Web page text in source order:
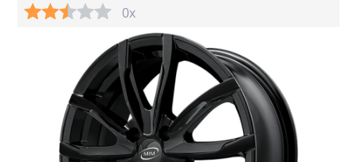
0x